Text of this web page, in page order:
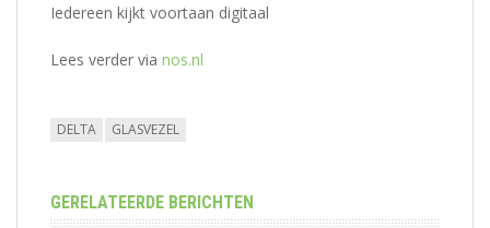
Iedereen kijkt voortaan digitaal
Lees verder via nos.nl
DELTA GLASVEZEL
GERELATEERDE BERICHTEN